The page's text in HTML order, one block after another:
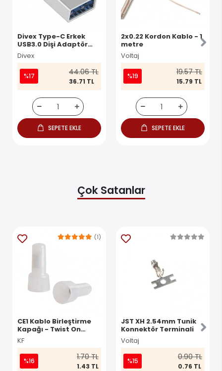
Divex Type-C Erkek
USB3.0 Dişi Adaptör
Çevirici Gri DO-182
Divex
%17 44.06 TL
36.71 TL
SEPETE EKLE
2x0.22 Kordon Kablo - 1
metre
Voltaj
%19 19.57 TL
15.79 TL
SEPETE EKLE
Çok Satanlar
CE1 Kablo Birleştirme
Kapağı - Twist On
Konnektör
KF
(1)
%16 1.70 TL
1.43 TL
JST XH 2.54mm Tunik
Konnektör Terminali
Voltaj
%15 0.90 TL
0.76 TL